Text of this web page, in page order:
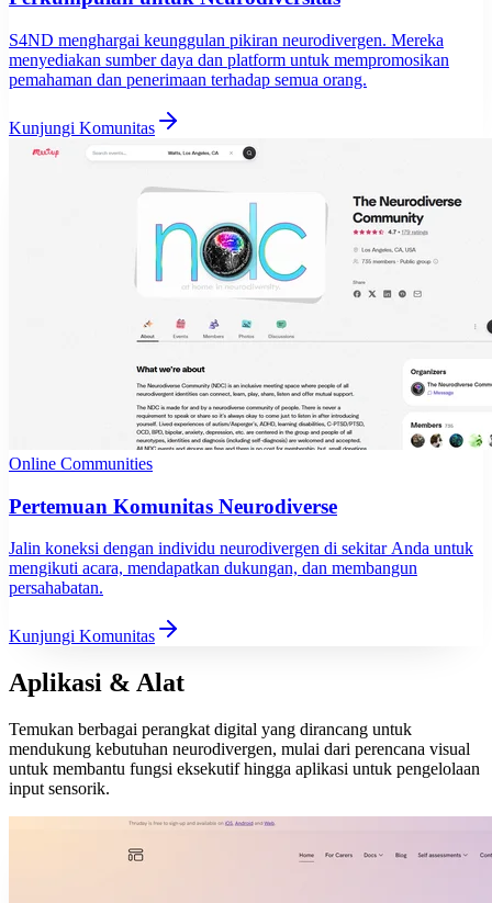
S4ND menghargai keunggulan pikiran neurodivergen. Mereka
menyediakan sumber daya dan platform untuk mempromosikan
pemahaman dan penerimaan terhadap semua orang.
Kunjungi Komunitas
Online Communities
Pertemuan Komunitas Neurodiverse
Jalin koneksi dengan individu neurodivergen di sekitar Anda untuk
mengikuti acara, mendapatkan dukungan, dan membangun
persahabatan.
Kunjungi Komunitas
Aplikasi & Alat
Temukan berbagai perangkat digital yang dirancang untuk
mendukung kebutuhan neurodivergen, mulai dari perencana visual
untuk membantu fungsi eksekutif hingga aplikasi untuk pengelolaan
input sensorik.